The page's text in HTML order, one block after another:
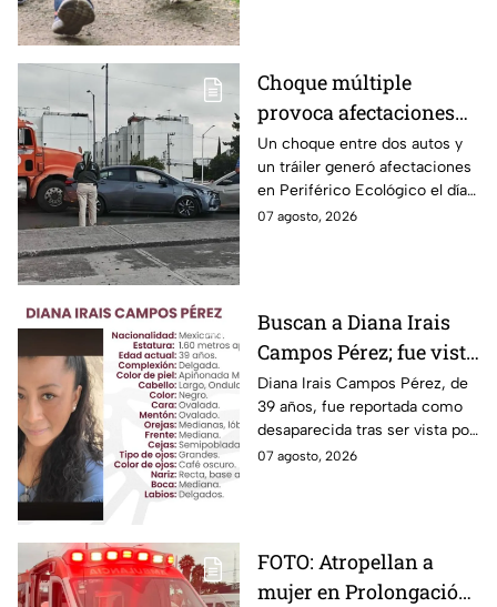
Choque múltiple
provoca afectaciones
en Periférico Ecológico
hoy viernes
Un choque entre dos autos y
un tráiler generó afectaciones
en Periférico Ecológico el día
de hoy, con dirección a la 24
07 agosto, 2026
Buscan a Diana Irais
Campos Pérez; fue vista
por última vez en la
ciudad de Puebla
Diana Irais Campos Pérez, de
39 años, fue reportada como
desaparecida tras ser vista por
última vez el 6 de agosto en
07 agosto, 2026
FOTO: Atropellan a
mujer en Prolongación